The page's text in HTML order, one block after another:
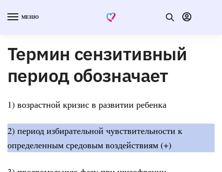
МЕНЮ
Термин сензитивный
период обозначает
1) возрастной кризис в развитии ребенка
2) период избирательной чувствительности к
определенным средовым воздействиям (+)